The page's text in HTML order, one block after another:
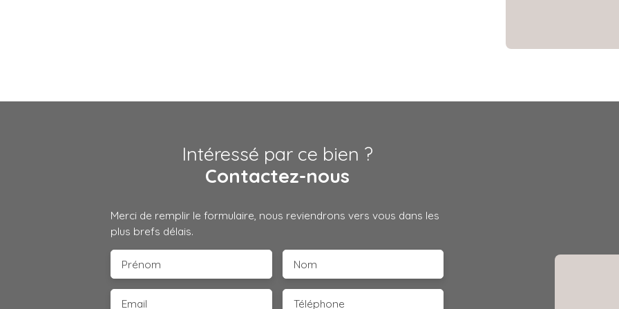
Intéressé par ce bien ?
Contactez-nous
Merci de remplir le formulaire, nous reviendrons vers vous dans les
plus brefs délais.
Prénom Nom
Email Téléphone